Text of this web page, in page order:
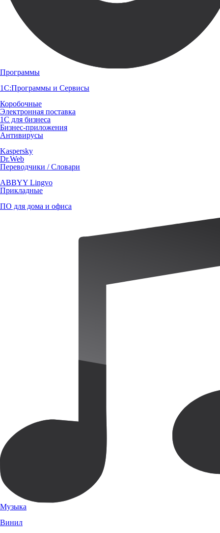
Программы
1С:Программы и Сервисы
Коробочные
Электронная поставка
1С для бизнеса
Бизнес-приложения
Антивирусы
Kaspersky
Dr.Web
Переводчики / Словари
ABBYY Lingvo
Прикладные
ПО для дома и офиса
Музыка
Винил